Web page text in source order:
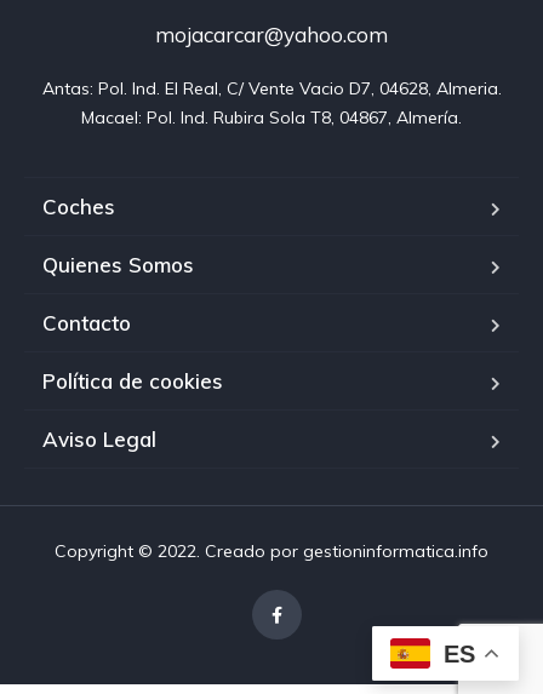
mojacarcar@yahoo.com
Antas: Pol. Ind. El Real, C/ Vente Vacio D7, 04628, Almeria.
Macael: Pol. Ind. Rubira Sola T8, 04867, Almería.
Coches
Quienes Somos
Contacto
Política de cookies
Aviso Legal
Copyright © 2022. Creado por gestioninformatica.info
ES